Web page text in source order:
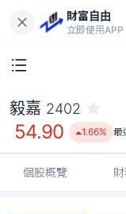
財富自由
立即使用APP
毅嘉 2402
54.90 1.66% 最
個股概覽